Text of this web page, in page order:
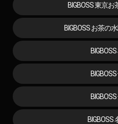
BIGBOSS 東京
BIGBOSS お茶の
BIGBOSS